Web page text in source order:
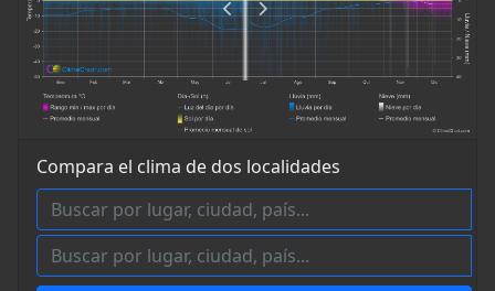
Compara el clima de dos localidades